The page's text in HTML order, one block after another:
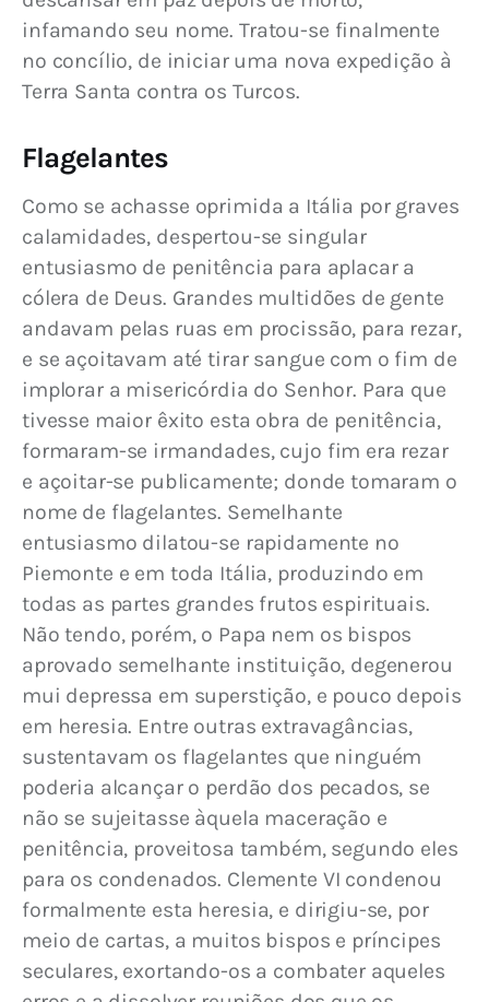
infamando seu nome. Tratou-se finalmente
no concílio, de iniciar uma nova expedição à
Terra Santa contra os Turcos.
Flagelantes
Como se achasse oprimida a Itália por graves
calamidades, despertou-se singular
entusiasmo de penitência para aplacar a
cólera de Deus. Grandes multidões de gente
andavam pelas ruas em procissão, para rezar,
e se açoitavam até tirar sangue com o fim de
implorar a misericórdia do Senhor. Para que
tivesse maior êxito esta obra de penitência,
formaram-se irmandades, cujo fim era rezar
e açoitar-se publicamente; donde tomaram o
nome de flagelantes. Semelhante
entusiasmo dilatou-se rapidamente no
Piemonte e em toda Itália, produzindo em
todas as partes grandes frutos espirituais.
Não tendo, porém, o Papa nem os bispos
aprovado semelhante instituição, degenerou
mui depressa em superstição, e pouco depois
em heresia. Entre outras extravagâncias,
sustentavam os flagelantes que ninguém
poderia alcançar o perdão dos pecados, se
não se sujeitasse àquela maceração e
penitência, proveitosa também, segundo eles
para os condenados. Clemente VI condenou
formalmente esta heresia, e dirigiu-se, por
meio de cartas, a muitos bispos e príncipes
seculares, exortando-os a combater aqueles